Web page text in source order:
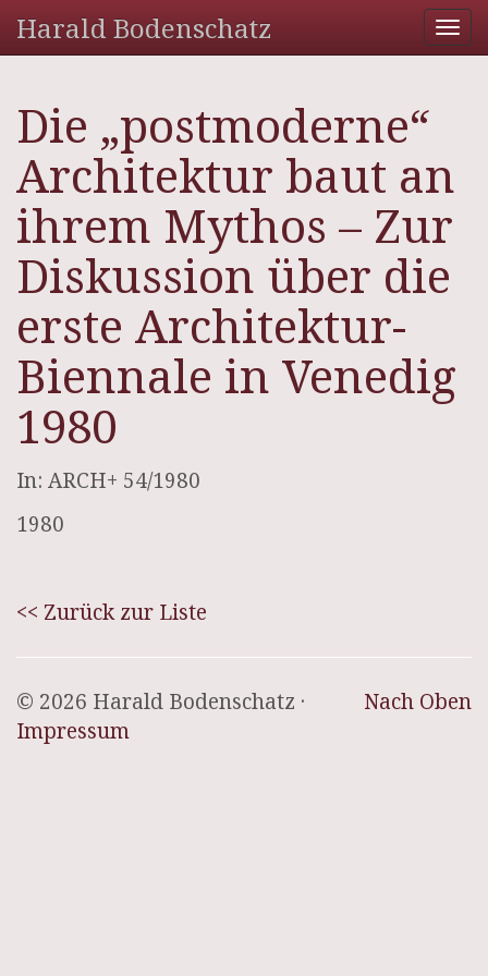
Harald Bodenschatz
Die „postmoderne“
Architektur baut an
ihrem Mythos – Zur
Diskussion über die
erste Architektur-
Biennale in Venedig
1980
In: ARCH+ 54/1980
1980
<< Zurück zur Liste
Nach Oben
© 2026 Harald Bodenschatz ·
Impressum